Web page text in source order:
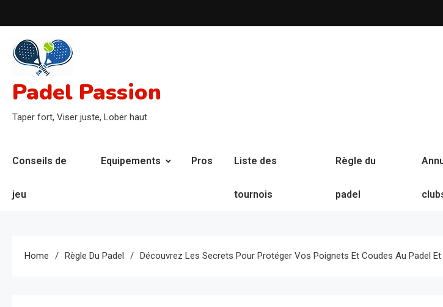
to
content
Padel Passion
Taper fort, Viser juste, Lober haut
Conseils de
jeu
Equipements Pros Liste des
tournois
Règle du
padel
Home Règle Du Padel Découvrez Les Secrets Pour Protéger Vos Poignets Et Coudes Au Padel